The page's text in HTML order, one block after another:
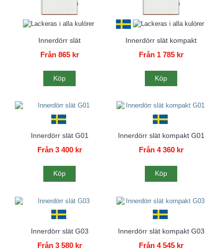
Innerdörr slät
Från 865 kr
Köp
Innerdörr slät kompakt
Från 1 785 kr
Köp
Innerdörr slät G01
Från 3 400 kr
Köp
Innerdörr slät kompakt G01
Från 4 360 kr
Köp
Innerdörr slät G03
Från 3 580 kr
Innerdörr slät kompakt G03
Från 4 545 kr